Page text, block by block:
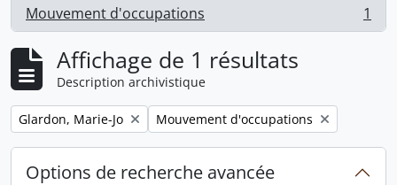
Mouvement d'occupations
, 1 résultats 1
Affichage de 1 résultats
Description archivistique
Remove filter:
Glardon, Marie-Jo Remove filter:
Mouvement d'occupations
Options de recherche avancée